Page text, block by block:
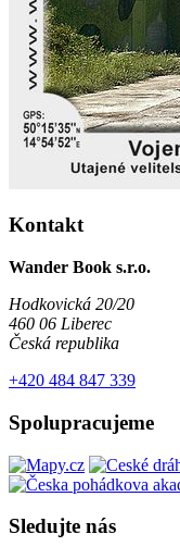
Kontakt
Wander Book s.r.o.
Hodkovická 20/20
460 06 Liberec
Česká republika
+420 484 847 339
Spolupracujeme
Sledujte nás